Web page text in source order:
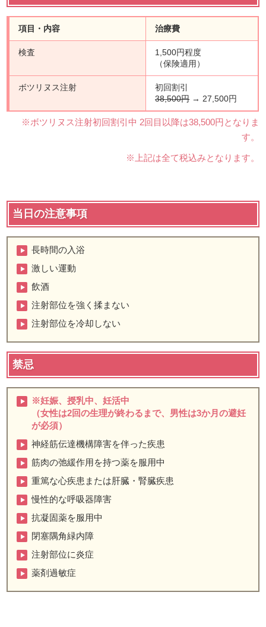
項目・内容 治療費
検査
1,500円程度
（保険適用）
ボツリヌス注射
初回割引
38,500円→ 27,500円
※ボツリヌス注射初回割引中 2回目以降は38,500円となりま
す。
※上記は全て税込みとなります。
当日の注意事項
長時間の入浴
激しい運動
飲酒
注射部位を強く揉まない
注射部位を冷却しない
禁忌
※妊娠、授乳中、妊活中
（女性は2回の生理が終わるまで、男性は3か月の避妊
が必須）
神経筋伝達機構障害を伴った疾患
筋肉の弛緩作用を持つ薬を服用中
重篤な心疾患または肝臓・腎臓疾患
慢性的な呼吸器障害
抗凝固薬を服用中
閉塞隅角緑内障
注射部位に炎症
薬剤過敏症